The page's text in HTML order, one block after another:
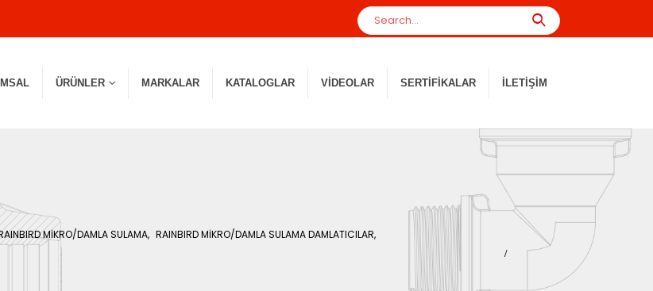
ÜRÜNLER MARKALAR KATALOGLAR VIDEOLAR SERTIFIKALAR İLETIŞIM
MİKRO/DAMLA SULAMA, RAINBIRD MİKRO/DAMLA SULAMA DAMLATICILAR,